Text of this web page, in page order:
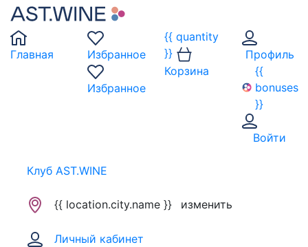
Главная Избранное
Избранное
{{ quantity
}}
Корзина
Профиль
{{
bonuses
}}
Войти
Клуб AST.WINE
{{ location.city.name }} изменить
Личный кабинет